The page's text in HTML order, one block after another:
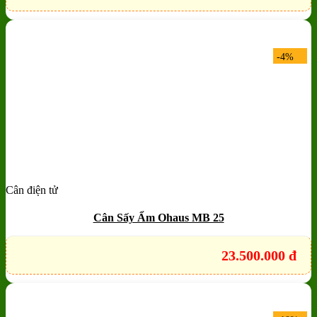
-4%
Add to wishlist
Cân điện tử
Cân Sấy Ẩm Ohaus MB 25
23.500.000 đ